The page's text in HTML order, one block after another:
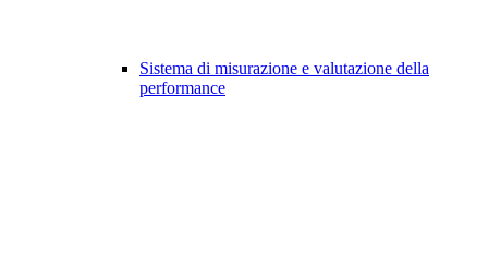
Sistema di misurazione e valutazione della
performance